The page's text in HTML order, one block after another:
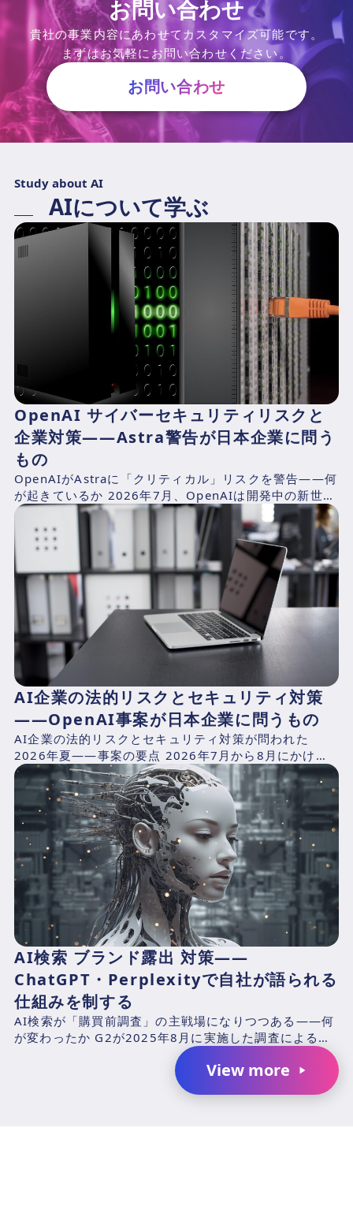
お問い合わせ
貴社の事業内容にあわせてカスタマイズ可能です。
まずはお気軽にお問い合わせください。
お問い合わせ
Study about AI
AIについて学ぶ
OpenAI サイバーセキュリティリスクと
企業対策——Astra警告が日本企業に問う
もの
OpenAIがAstraに「クリティカル」リスクを警告——何
が起きているか 2026年7月、OpenAIは開発中の新世代
AIモデル「Astra」の予備評価におい...
AI企業の法的リスクとセキュリティ対策
——OpenAI事案が日本企業に問うもの
AI企業の法的リスクとセキュリティ対策が問われた
2026年夏——事案の要点 2026年7月から8月にかけ
て、AIプラットフォームが抱える構造的リスクを同時に
露出...
AI検索 ブランド露出 対策——
ChatGPT・Perplexityで自社が語られる
仕組みを制する
AI検索が「購買前調査」の主戦場になりつつある——何
が変わったか G2が2025年8月に実施した調査による
と、B2Bソフトウェアバイヤーの87%がAIチャットボ...
View more